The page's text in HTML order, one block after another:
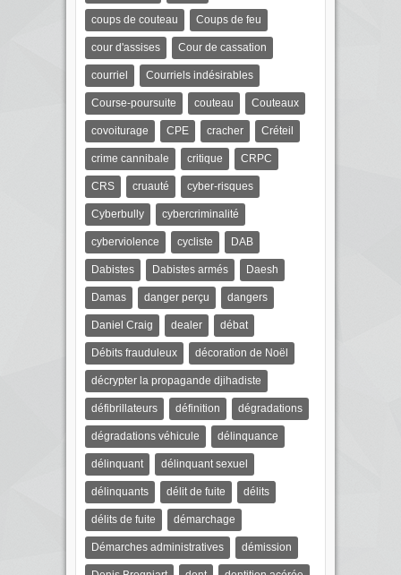
coups de couteau Coups de feu
cour d'assises Cour de cassation
courriel Courriels indésirables
Course-poursuite couteau Couteaux
covoiturage CPE cracher Créteil
crime cannibale critique CRPC
CRS cruauté cyber-risques
Cyberbully cybercriminalité
cyberviolence cycliste DAB
Dabistes Dabistes armés Daesh
Damas danger perçu dangers
Daniel Craig dealer débat
Débits frauduleux décoration de Noël
décrypter la propagande djihadiste
défibrillateurs définition dégradations
dégradations véhicule délinquance
délinquant délinquant sexuel
délinquants délit de fuite délits
délits de fuite démarchage
Démarches administratives démission